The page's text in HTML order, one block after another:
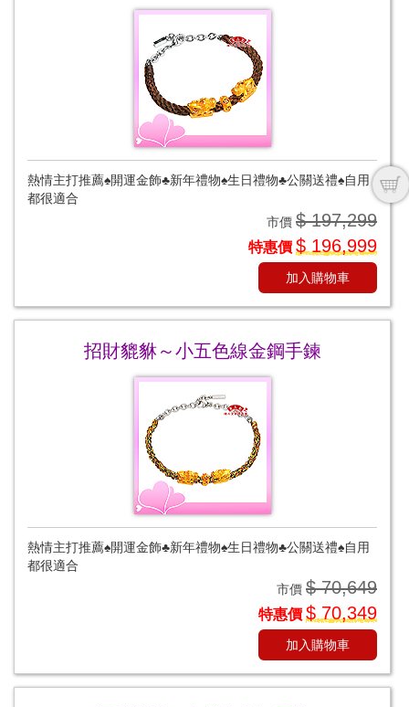
熱情主打推薦♠開運金飾♣新年禮物♠生日禮物♣公關送禮♠自用
都很適合
市價 $ 197,299
特惠價 $ 196,999
加入購物車
招財貔貅～小五色線金鋼手鍊
熱情主打推薦♠開運金飾♣新年禮物♠生日禮物♣公關送禮♠自用
都很適合
市價 $ 70,649
特惠價 $ 70,349
加入購物車